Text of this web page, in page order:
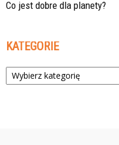
Co jest dobre dla planety?
KATEGORIE
Kategorie